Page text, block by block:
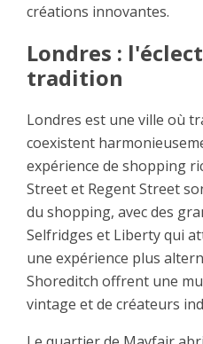
créations innovantes.
Londres :
tradition
Londres est une ville où
coexistent
expérience de shopping
Street et Regent Street
du shopping, avec des
Selfridges et Liberty qui
une expérience plus
Shoreditch offrent une
vintage et de créateurs